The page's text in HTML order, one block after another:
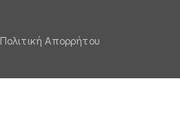
Πολιτική Απορρήτου